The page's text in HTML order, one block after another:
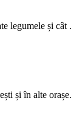
legumele și cât
și în alte